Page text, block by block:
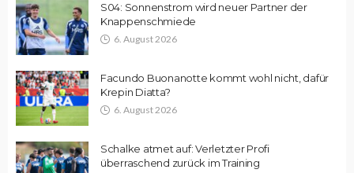
S04: Sonnenstrom wird neuer Partner der
Knappenschmiede
6. August 2026
Facundo Buonanotte kommt wohl nicht, dafür
Krepin Diatta?
6. August 2026
Schalke atmet auf: Verletzter Profi
überraschend zurück im Training